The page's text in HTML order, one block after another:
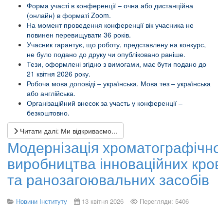
Форма участі в конференції – очна або дистанційна
(онлайн) в форматі Zoom.
На момент проведення конференції вік учасника не
повинен перевищувати 36 років.
Учасник гарантує, що роботу, представлену на конкурс,
не було подано до друку чи опубліковано раніше.
Тези, оформлені згідно з вимогами, має бути подано до
21 квітня 2026 року.
Робоча мова доповіді – українська. Мова тез – українська
або англійська.
Організаційний внесок за участь у конференції –
безкоштовно.
Читати далі: Ми відкриваємо...
Модернізація
виробництва інноваційних
та ранозагоювальних засобів
Новини Інституту 13 квітня 2026 Перегляди: 5406